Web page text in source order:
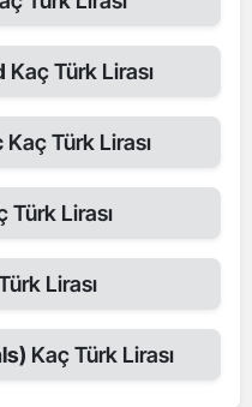
Kaç Türk Lirası
Kaç Türk Lirası
Türk Lirası
Lirası
Kaç Türk Lirası